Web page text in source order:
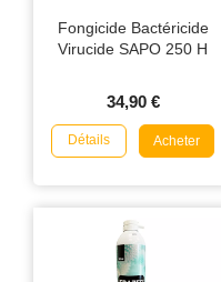
Fongicide Bactéricide
Virucide SAPO 250 H
34,90 €
Détails Acheter